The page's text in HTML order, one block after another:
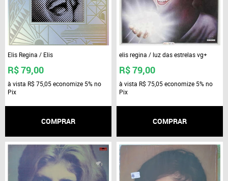
Elis Regina / Elis
R$ 79,00
à vista R$ 75,05economize 5%no
Pix
COMPRAR
elis regina / luz das estrelas vg+
R$ 79,00
à vista R$ 75,05economize 5%no
Pix
COMPRAR